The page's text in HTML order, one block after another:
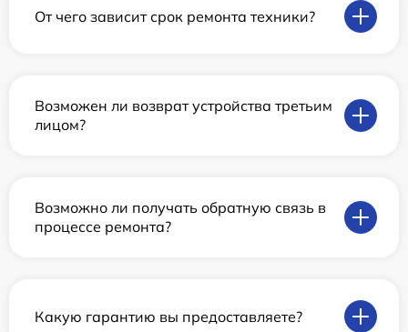
От чего зависит срок ремонта техники?
Возможен ли возврат устройства третьим
лицом?
Возможно ли получать обратную связь в
процессе ремонта?
Какую гарантию вы предоставляете?